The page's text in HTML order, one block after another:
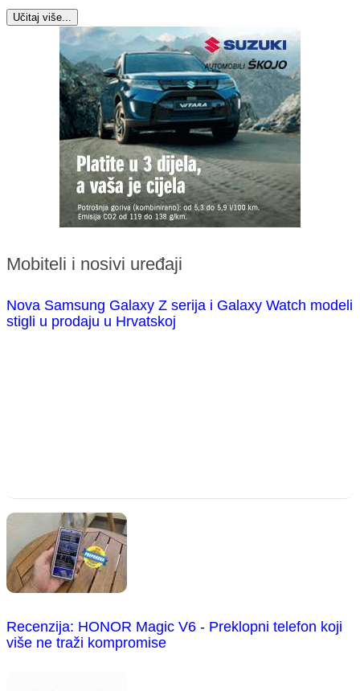
Učitaj više...
Mobiteli i nosivi uređaji
Nova Samsung Galaxy Z serija i Galaxy Watch modeli
stigli u prodaju u Hrvatskoj
Recenzija: HONOR Magic V6 - Preklopni telefon koji
više ne traži kompromise